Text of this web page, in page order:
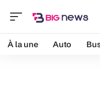
À la une Auto